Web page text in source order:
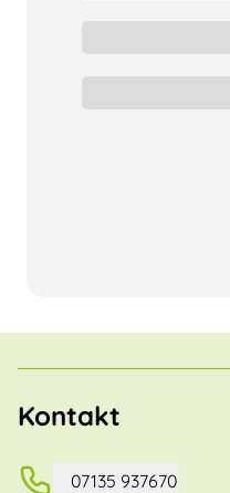
Kontakt
07135 937670